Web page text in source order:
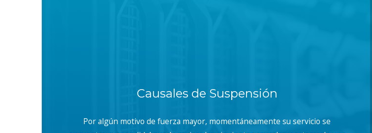
Causales de Suspensión
Por algún motivo de fuerza mayor, momentáneamente su servicio se